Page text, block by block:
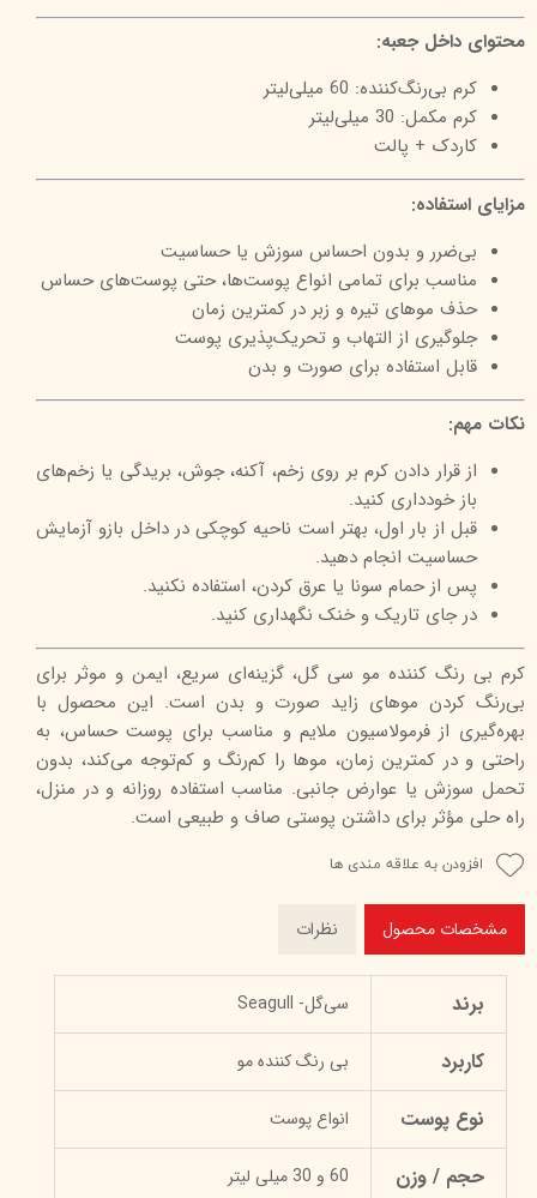
محتوای داخل جعبه:
کرم بی‌رنگ‌کننده: 60 میلی‌لیتر
کرم مکمل: 30 میلی‌لیتر
کاردک + پالت
مزایای استفاده:
بی‌ضرر و بدون احساس سوزش یا حساسیت
مناسب برای تمامی انواع پوست‌ها، حتی پوست‌های حساس
حذف موهای تیره و زبر در کمترین زمان
جلوگیری از التهاب و تحریک‌پذیری پوست
قابل استفاده برای صورت و بدن
نکات مهم:
از قرار دادن کرم بر روی زخم، آکنه، جوش، بریدگی یا زخم‌های
باز خودداری کنید.
قبل از بار اول، بهتر است ناحیه کوچکی در داخل بازو آزمایش
حساسیت انجام دهید.
پس از حمام سونا یا عرق کردن، استفاده نکنید.
در جای تاریک و خنک نگهداری کنید.
کرم بی رنگ کننده مو سی گل، گزینه‌ای سریع، ایمن و موثر برای
بی‌رنگ کردن موهای زاید صورت و بدن است. این محصول با
بهره‌گیری از فرمولاسیون ملایم و مناسب برای پوست حساس، به
راحتی و در کمترین زمان، موها را کم‌رنگ و کم‌توجه می‌کند، بدون
تحمل سوزش یا عوارض جانبی. مناسب استفاده روزانه و در منزل،
راه حلی مؤثر برای داشتن پوستی صاف و طبیعی است.
افزودن به علاقه مندی ها
مشخصات محصول نظرات
برند سی‌گل- Seagull
کاربرد بی رنگ کننده مو
نوع پوست انواع پوست
حجم / وزن 60 و 30 میلی لیتر